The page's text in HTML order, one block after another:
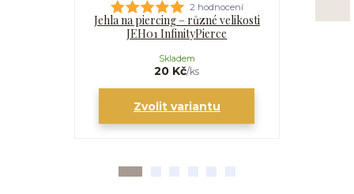
2 hodnocení
Jehla na piercing – různé velikosti
JEH01 InfinityPierce
20 Kč/ks
Skladem
Zvolit variantu